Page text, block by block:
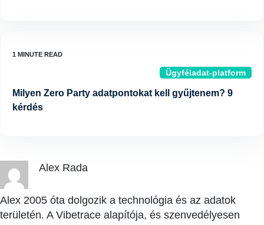
Ügyféladat-platform
Milyen Zero Party adatpontokat kell gyűjtenem? 9
kérdés
Alex Rada
Alex 2005 óta dolgozik a technológia és az adatok
területén. A Vibetrace alapítója, és szenvedélyesen